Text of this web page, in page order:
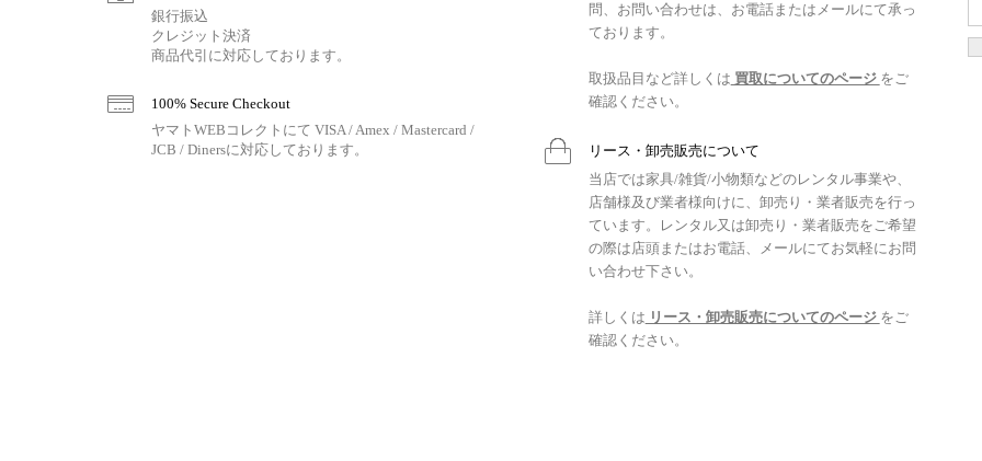
銀行振込
クレジット決済
商品代引に対応しております。
100% Secure Checkout
ヤマトWEBコレクトにて VISA / Amex / Mastercard /
JCB / Dinersに対応しております。
問、お問い合わせは、お電話またはメールにて承っ
ております。
取扱品目など詳しくは 買取についてのページ をご
確認ください。
リース・卸売販売について
当店では家具/雑貨/小物類などのレンタル事業や、
店舗様及び業者様向けに、卸売り・業者販売を行っ
ています。レンタル又は卸売り・業者販売をご希望
の際は店頭またはお電話、メールにてお気軽にお問
い合わせ下さい。
詳しくは リース・卸売販売についてのページ をご
確認ください。